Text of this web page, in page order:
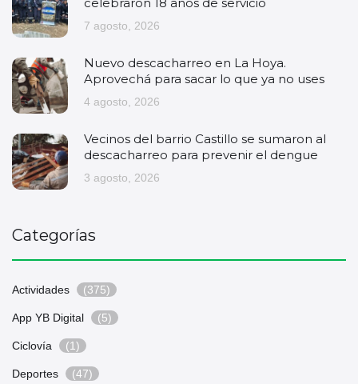
7 agosto, 2026
Nuevo descacharreo en La Hoya.
Aprovechá para sacar lo que ya no uses
4 agosto, 2026
Vecinos del barrio Castillo se sumaron al
descacharreo para prevenir el dengue
3 agosto, 2026
Categorías
Actividades (375)
App YB Digital (5)
Ciclovía (1)
Deportes (47)